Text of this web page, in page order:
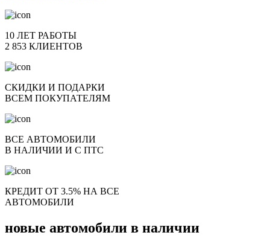
10 ЛЕТ РАБОТЫ
2 853 КЛИЕНТОВ
СКИДКИ И ПОДАРКИ
ВСЕМ ПОКУПАТЕЛЯМ
ВСЕ АВТОМОБИЛИ
В НАЛИЧИИ И С ПТС
КРЕДИТ ОТ 3.5% НА ВСЕ
АВТОМОБИЛИ
новые автомобили в наличии